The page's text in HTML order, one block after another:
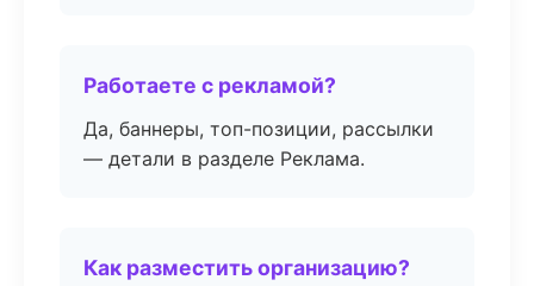
Работаете с рекламой?
Да, баннеры, топ-позиции, рассылки
— детали в разделе Реклама.
Как разместить организацию?